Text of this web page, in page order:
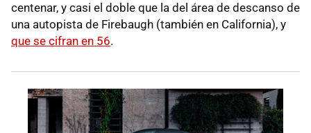
centenar, y casi el doble que la del área de descanso de
una autopista de Firebaugh (también en California), y
que se cifran en 56.